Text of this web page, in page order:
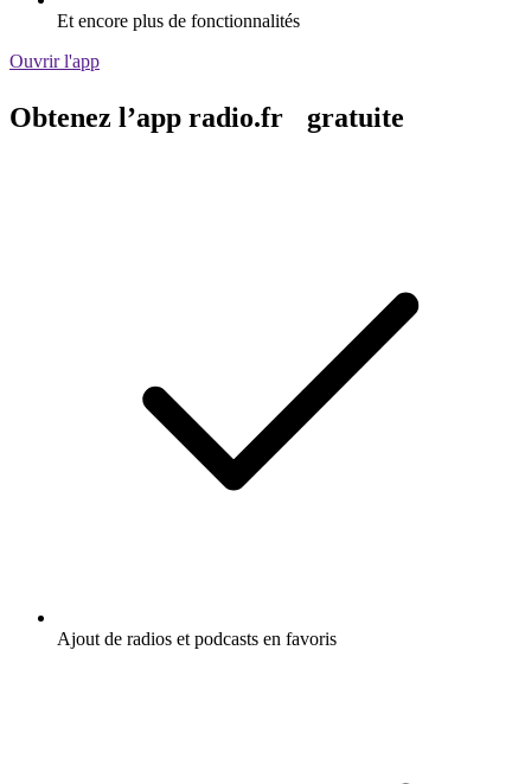
Et encore plus de fonctionnalités
Ouvrir l'app
Obtenez l’app radio.fr gratuite
Ajout de radios et podcasts en favoris